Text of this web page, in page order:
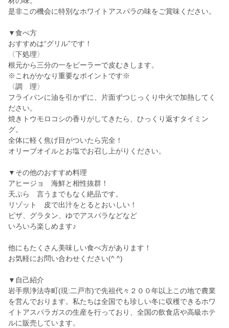
是非この機会に特別なホワイトアスパラの味をご賞味ください。
▼食べ方
おすすめは“グリル”です！
〈下処理〉
根元から三分の一をピーラーで皮むきします。
※これがかなり重要なポイントです※
〈調 理〉
フライパンに油を引かずに、片面ずつじっくり中火で加熱してく
ださい。
焼きトウモロコシの香りがしてきたら、ひっくり返すタイミン
グ。
全体に軽く焦げ目がついたら完全！
オリーブオイルとお塩でお召し上がりください。
▼その他のおすすめ料理
アヒージョ 海鮮と相性抜群！
天ぷら 言うまでもなく絶品です。
リゾット 皮で出汁をとるとおいしい！
ピザ、グラタン、ゆでアスパラなどなど
いろいろ楽しめます♪
他にもたくさん美味しい食べ方があります！
お気軽にお問い合わせください(^ ^)
▼自己紹介
岩手県浄法寺町(現:二戸市)で先祖代々２００年以上この地で農業
を営んでおります。私たちは全国でも珍しい冬に収穫できるホワ
イトアスパラガスの生産を行っており、全国の飲食店や高級ホテ
ルに販売しています。